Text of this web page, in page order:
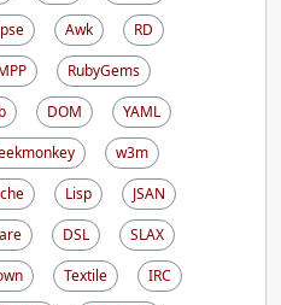
Awk
RD
RubyGems
DOM
YAML
w3m
Lisp
JSAN
DSL
SLAX
Textile
IRC